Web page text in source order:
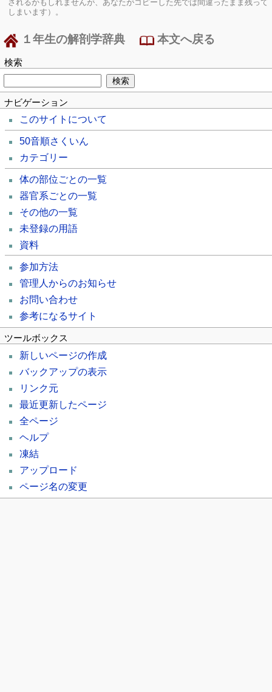
されるかもしれませんが、あなたがコピーした先では間違ったまま残って
しまいます）。
１年生の解剖学辞典 本文へ戻る
検索
ナビゲーション
このサイトについて
50音順さくいん
カテゴリー
体の部位ごとの一覧
器官系ごとの一覧
その他の一覧
未登録の用語
資料
参加方法
管理人からのお知らせ
お問い合わせ
参考になるサイト
ツールボックス
新しいページの作成
バックアップの表示
リンク元
最近更新したページ
全ページ
ヘルプ
凍結
アップロード
ページ名の変更